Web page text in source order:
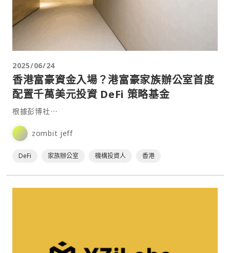
2025/06/24
香港富豪資金入場？港富豪家族辦公室首度
配置千萬美元投資 DeFi 策略基金
根據彭博社⋯
zombit jeff
DeFi 家族辦公室 機構投資人 香港